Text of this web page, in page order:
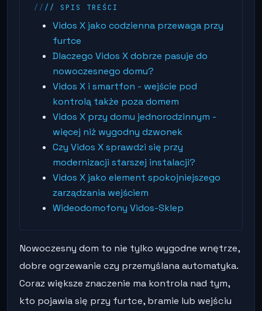
// SPIS TREŚCI
Vidos X jako codzienna przewaga przy
furtce
Dlaczego Vidos X dobrze pasuje do
nowoczesnego domu?
Vidos X i smartfon - wejście pod
kontrolą także poza domem
Vidos X przy domu jednorodzinnym -
więcej niż wygodny dzwonek
Czy Vidos X sprawdzi się przy
modernizacji starszej instalacji?
Vidos X jako element spokojniejszego
zarządzania wejściem
Wideodomofony Vidos-Sklep
Nowoczesny dom to nie tylko wygodne wnętrze,
dobre ogrzewanie czy przemyślana automatyka.
Coraz większe znaczenie ma kontrola nad tym,
kto pojawia się przy furtce, bramie lub wejściu